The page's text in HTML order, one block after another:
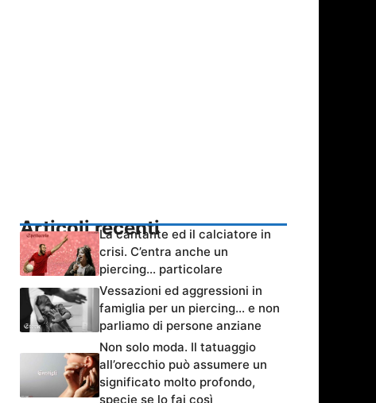
Articoli recentiLa cantante ed il calciatore in
crisi. C’entra anche un
piercing… particolare
Vessazioni ed aggressioni in
famiglia per un piercing… e non
parliamo di persone anziane
Non solo moda. Il tatuaggio
all’orecchio può assumere un
significato molto profondo,
specie se lo fai così